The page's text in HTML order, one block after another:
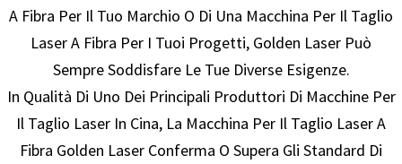
A Fibra Per Il Tuo Marchio O Di Una Macchina Per Il Taglio
Laser A Fibra Per I Tuoi Progetti, Golden Laser Può
Sempre Soddisfare Le Tue Diverse Esigenze.
In Qualità Di Uno Dei Principali Produttori Di Macchine Per
Il Taglio Laser In Cina, La Macchina Per Il Taglio Laser A
Fibra Golden Laser Conferma O Supera Gli Standard Di